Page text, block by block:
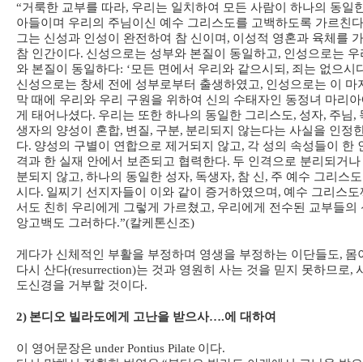
“거룩한 교부를 따라, 우리는 일치하여 모든 사람이 하나의 동일
아들이며 우리의 주님이신 예수 그리스도를 고백하도록 가르친다
그는 신성과 인성이 완전하여 참 신이며 , 이성적 영혼과 육체를
참 인간이다. 신성으로는 성부와 본질이 동일하고, 인성으로는 우
와 본질이 동일하다: ‘모든 면에서 우리와 같으시되 , 죄는 없으시
신성으로는 창세 전에 성부로부터 출생하였고, 인성으로는 이 마
막 때에 우리와 우리 구원을 위하여 신의 수태자인 동정녀 마리
게 태어나셨다. 우리는 또한 하나의 동일한 그리스도, 성자, 주님,
생자의 양성이 혼합, 변질, 구분, 분리되지 않는다는 사실을 인정
다. 양성의 구별이 연합으로 제거되지 않고, 각 성의 속성들이 한
격과 한 실재 안에서 보존되고 협력한다. 두 인격으로 분리되거나
분되지 않고, 하나의 동일한 성자, 독생자, 참 신 , 주 예수 그리스
시다. 일찌기 선지자들이 이와 같이 증거하였으며 , 예수 그리스도
서도 친히 우리에게 그렇게 가르쳤고, 우리에게 전수된 교부들의
앙고백도 그러하다.”(칼케톤신조)
게다가 신체적인 부활을 부정하며 영생을 부정하는 이단들도, 몸
다시 산다(resurrection)는 것과 영원히 사는 것을 믿지 못하므로,
도신경을 거부할 것이다.
2) 본디오 빌라도에게 고난을 받으사….에 대하여
이 영어문장은 under Pontius Pilate 이다.